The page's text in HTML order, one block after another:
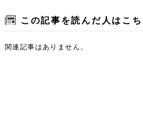
この記事を読んだ人はこ
関連記事はありません。